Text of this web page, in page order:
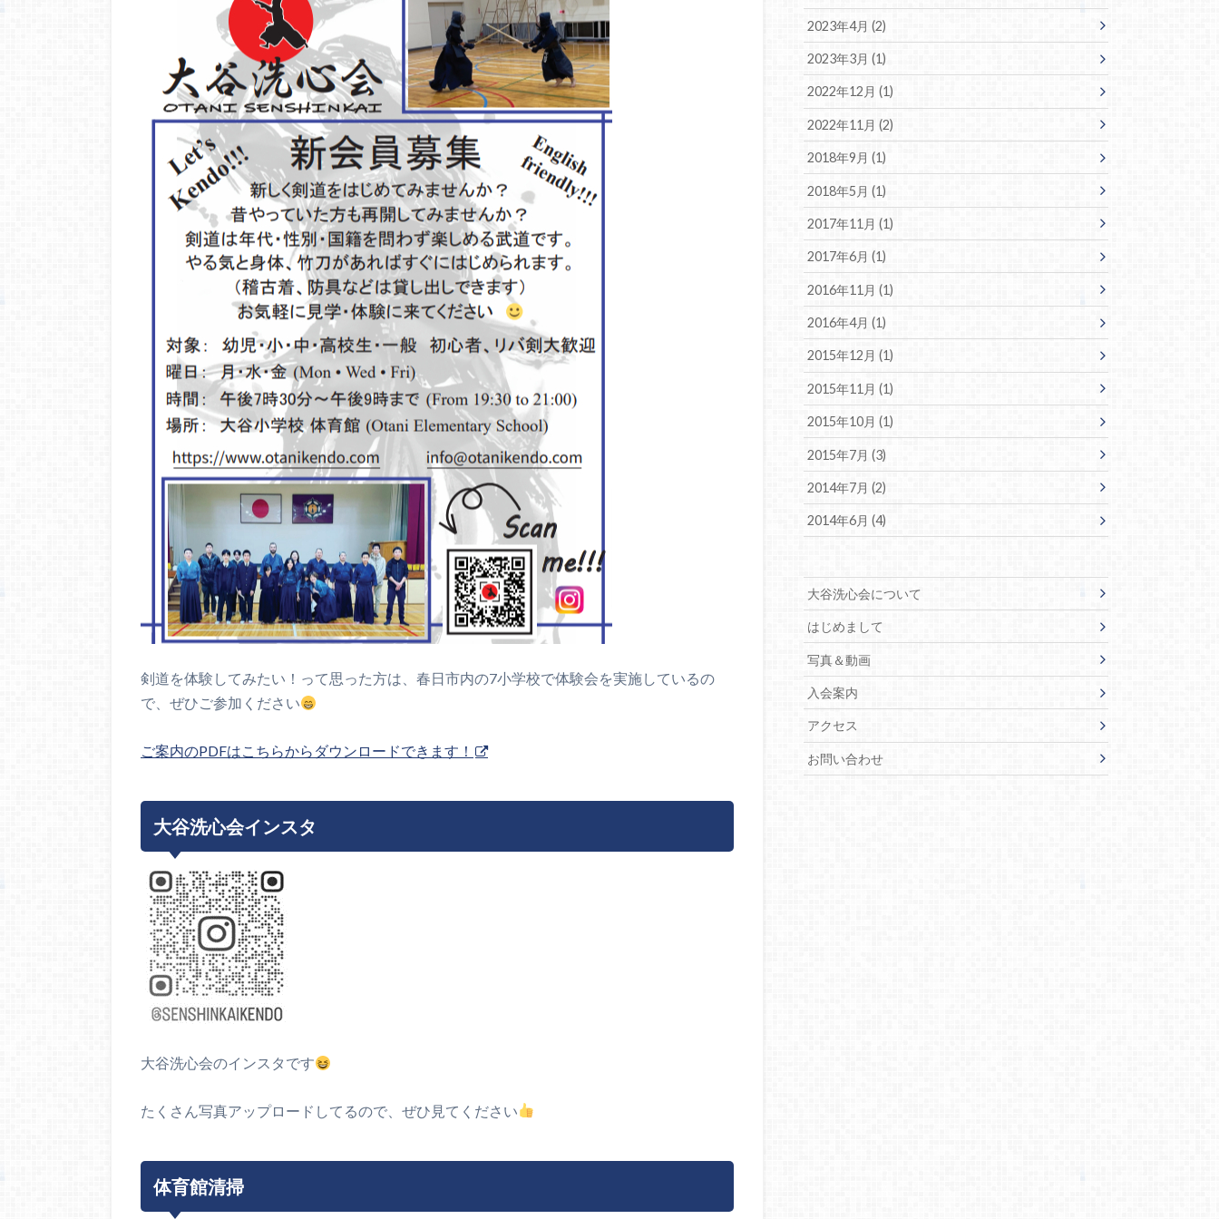
剣道を体験してみたい！って思った方は、春日市内の7小学校で体験会を実施しているの
で、ぜひご参加ください
ご案内のPDFはこちらからダウンロードできます！
大谷洗心会インスタ
大谷洗心会のインスタです
たくさん写真アップロードしてるので、ぜひ見てください
体育館清掃
2023年4月 (2)
2023年3月 (1)
2022年12月 (1)
2022年11月 (2)
2018年9月 (1)
2018年5月 (1)
2017年11月 (1)
2017年6月 (1)
2016年11月 (1)
2016年4月 (1)
2015年12月 (1)
2015年11月 (1)
2015年10月 (1)
2015年7月 (3)
2014年7月 (2)
2014年6月 (4)
大谷洗心会について
はじめまして
写真＆動画
入会案内
アクセス
お問い合わせ